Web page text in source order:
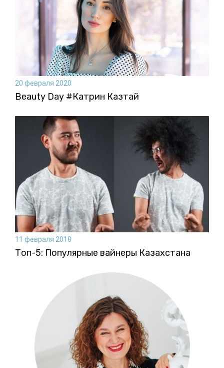
20 февраля 2020
Beauty Day #Катрин Казтай
11 февраля 2018
Топ-5: Популярные вайнеры Казахстана